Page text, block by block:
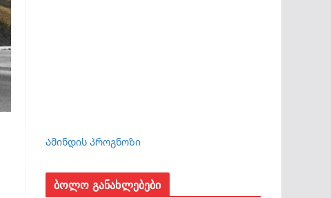
Ამინდის პროგნოზი
ბოლო განახლებები